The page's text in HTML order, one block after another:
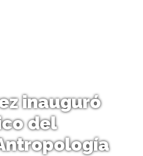
inauguró
del